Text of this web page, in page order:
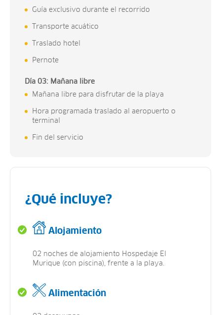
Guía exclusivo durante el recorrido
Transporte acuático
Traslado hotel
Pernote
Día 03: Mañana libre
Mañana libre para disfrutar de la playa
Hora programada traslado al aeropuerto o
terminal
Fin del servicio
¿Qué incluye?
Alojamiento
02 noches de alojamiento Hospedaje El
Murique (con piscina), frente a la playa.
Alimentación